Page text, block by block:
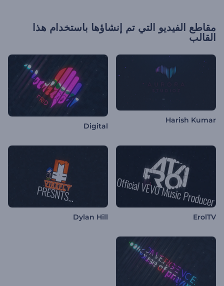
مقاطع الفيديو التي تم إنشاؤها باستخدام هذا
القالب
Harish Kumar
Digital
ErolTV
Dylan Hill